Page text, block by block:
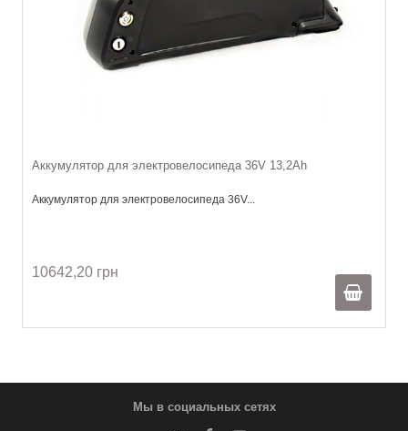
Аккумулятор для электровелосипеда 36V 13,2Ah
Аккумулятор для электровелосипеда 36V...
10642,20 грн
Мы в социальных сетях